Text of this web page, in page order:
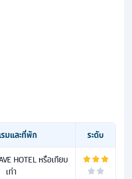
มและที่พัก ระดับ
HOTEL หรือเทียบ
เท่า